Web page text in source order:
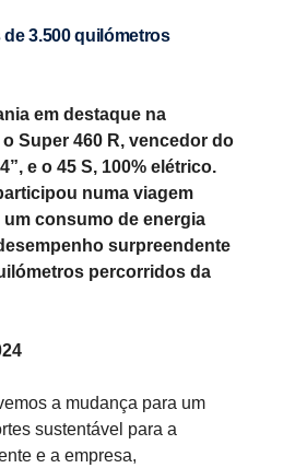
de 3.500 quilómetros
em destaque na
Super 460 R, vencedor do
e o 45 S, 100% elétrico.
numa viagem
consumo de energia
surpreendente
percorridos da
a mudança para um
sustentável para a
e a empresa,